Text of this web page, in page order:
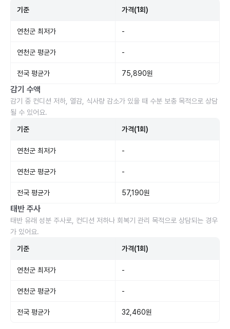
기준 가격(1회)
연천군 최저가 -
연천군 평균가 -
전국 평균가 75,890원
감기 수액
감기 중 컨디션 저하, 열감, 식사량 감소가 있을 때 수분 보충 목적으로 상담
될 수 있어요.
기준 가격(1회)
연천군 최저가 -
연천군 평균가 -
전국 평균가 57,190원
태반 주사
태반 유래 성분 주사로, 컨디션 저하나 회복기 관리 목적으로 상담되는 경우
가 있어요.
기준 가격(1회)
연천군 최저가 -
연천군 평균가 -
전국 평균가 32,460원